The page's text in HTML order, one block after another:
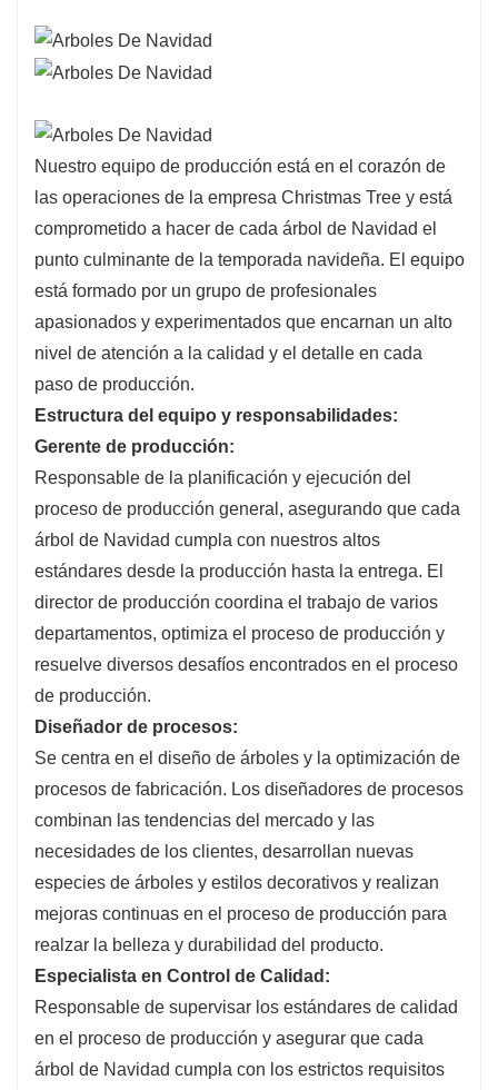
Nuestro equipo de producción está en el corazón de
las operaciones de la empresa Christmas Tree y está
comprometido a hacer de cada árbol de Navidad el
punto culminante de la temporada navideña. El equipo
está formado por un grupo de profesionales
apasionados y experimentados que encarnan un alto
nivel de atención a la calidad y el detalle en cada
paso de producción.
Estructura del equipo y responsabilidades:
Gerente de producción:
Responsable de la planificación y ejecución del
proceso de producción general, asegurando que cada
árbol de Navidad cumpla con nuestros altos
estándares desde la producción hasta la entrega. El
director de producción coordina el trabajo de varios
departamentos, optimiza el proceso de producción y
resuelve diversos desafíos encontrados en el proceso
de producción.
Diseñador de procesos:
Se centra en el diseño de árboles y la optimización de
procesos de fabricación. Los diseñadores de procesos
combinan las tendencias del mercado y las
necesidades de los clientes, desarrollan nuevas
especies de árboles y estilos decorativos y realizan
mejoras continuas en el proceso de producción para
realzar la belleza y durabilidad del producto.
Especialista en Control de Calidad:
Responsable de supervisar los estándares de calidad
en el proceso de producción y asegurar que cada
árbol de Navidad cumpla con los estrictos requisitos